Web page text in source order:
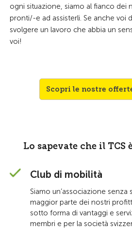
ogni situazione, siamo al fianco dei
pronti/-e ad assisterli. Se anche voi
svolgere un lavoro che abbia un
voi!
Scopri le nostre
Lo sapevate che il TCS
Club di mobilità
Siamo un’associazione senza
maggior parte dei nostri
sotto forma di vantaggi e
membri e per la società